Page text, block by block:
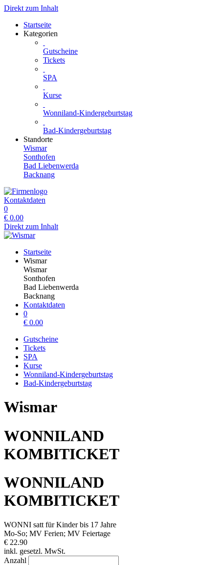
Direkt zum Inhalt
Startseite
Kategorien
Gutscheine
Tickets
SPA
Kurse
Wonniland-Kindergeburtstag
Bad-Kindergeburtstag
Standorte
Wismar
Sonthofen
Bad Liebenwerda
Backnang
Kontaktdaten
0
€ 0.00
Direkt zum Inhalt
Startseite
Wismar
Wismar
Sonthofen
Bad Liebenwerda
Backnang
Kontaktdaten
0
€ 0.00
Gutscheine
Tickets
SPA
Kurse
Wonniland-Kindergeburtstag
Bad-Kindergeburtstag
Wismar
WONNILAND
KOMBITICKET
WONNILAND
KOMBITICKET
WONNI satt für Kinder bis 17 Jahre
Mo-So; MV Ferien; MV Feiertage
€ 22.90
inkl. gesetzl. MwSt.
Anzahl